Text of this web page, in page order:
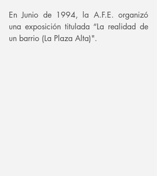
En Junio de 1994, la A.F.E. organizó
una exposición titulada “La realidad de
un barrio (La Plaza Alta)".